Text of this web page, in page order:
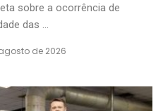
sobre a ocorrência de
das ...
de 2026